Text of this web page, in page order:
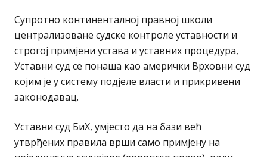
Супротно континенталној правној школи
централизоване судске контроле уставности и
строгој примјени устава и уставних процедура,
Уставни суд се понаша као амерички Врховни суд
којим је у систему подјеле власти и прикривени
законодавац.
Уставни суд БиХ, умјесто да на бази већ
утврђених правила врши само примјену на